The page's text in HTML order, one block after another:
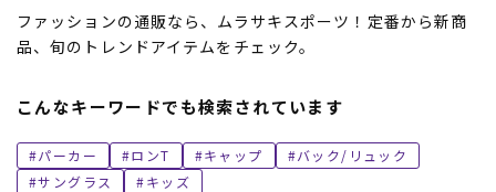
ファッションの通販なら、ムラサキスポーツ！定番から新商
品、旬のトレンドアイテムをチェック。
こんなキーワードでも検索されています
パーカー ロンT キャップ
バック/リュック
サングラス
キッズ